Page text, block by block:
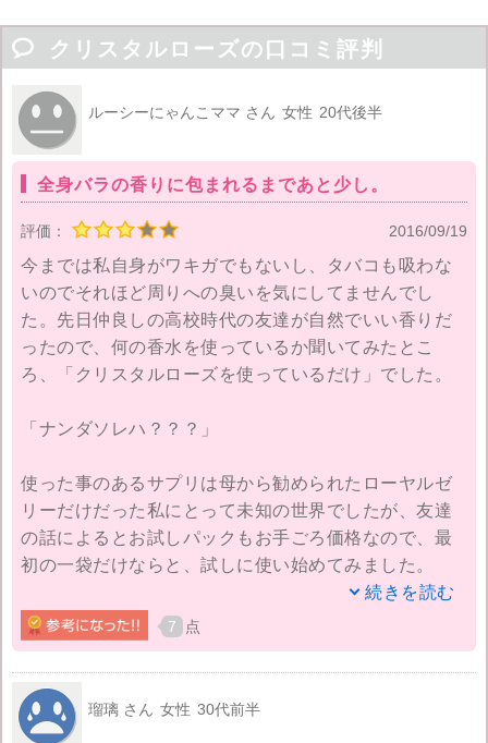
 クリスタルローズの口コミ評判
ルーシーにゃんこママ さん 女性 20代後半
全身バラの香りに包まれるまであと少し。
評価： 2016/09/19
今までは私自身がワキガでもないし、タバコも吸わな
いのでそれほど周りへの臭いを気にしてませんでし
た。先日仲良しの高校時代の友達が自然でいい香りだ
ったので、何の香水を使っているか聞いてみたとこ
ろ、「クリスタルローズを使っているだけ」でした。
「ナンダソレハ？？？」
使った事のあるサプリは母から勧められたローヤルゼ
リーだけだった私にとって未知の世界でしたが、友達
の話によるとお試しパックもお手ごろ価格なので、最
初の一袋だけならと、試しに使い始めてみました。
最初のクリスタルローズ1粒目は違和感の塊でした。
なんせバラ、ゲップがバラ。ちょっと不快感をやわら
げてくれたハプニングでした。そして友達は続けて飲
み続けていると汗や体臭もバラになると言っているの
で期待しているのですが、まだ使って数日目、口臭の
続きを読む
7 点
瑠璃 さん 女性 30代前半